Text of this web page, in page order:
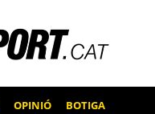
OPINIÓ BOTIGA